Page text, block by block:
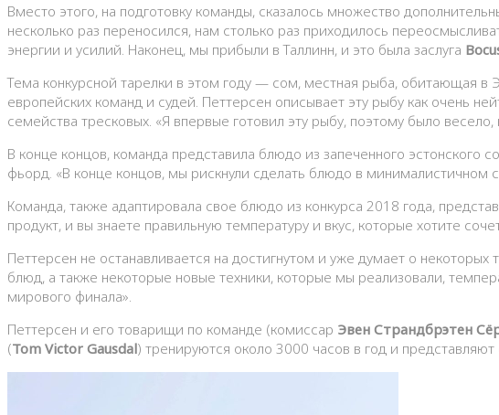
Вместо этого, на подготовку команды, сказалось множество
несколько раз переносился, нам столько раз приходилось
энергии и усилий. Наконец, мы прибыли в Таллинн, и это была заслуга
Тема конкурсной тарелки в этом году — сом, местная рыба, обитающая
европейских команд и судей. Петтерсен описывает эту рыбу как очень
семейства тресковых. «Я впервые готовил эту рыбу, поэтому было
В конце концов, команда представила блюдо из запеченного
фьорд. «В конце концов, мы рискнули сделать блюдо в минималистичном
Команда, также адаптировала свое блюдо из конкурса 2018 года,
продукт, и вы знаете правильную температуру и вкус, которые хотите
Петтерсен не останавливается на достигнутом и уже думает о
блюд, а также некоторые новые техники, которые мы реализовали,
мирового финала».
Петтерсен и его товарищи по команде (комиссар Эвен Страндбрэтен
(Tom Victor Gausdal) тренируются около 3000 часов в год и